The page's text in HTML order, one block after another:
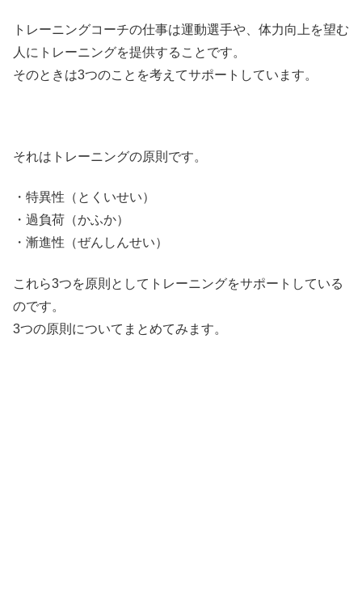
トレーニングコーチの仕事は運動選手や、体力向上を望む
人にトレーニングを提供することです。
そのときは3つのことを考えてサポートしています。
それはトレーニングの原則です。
・特異性（とくいせい）
・過負荷（かふか）
・漸進性（ぜんしんせい）
これら3つを原則としてトレーニングをサポートしている
のです。
3つの原則についてまとめてみます。